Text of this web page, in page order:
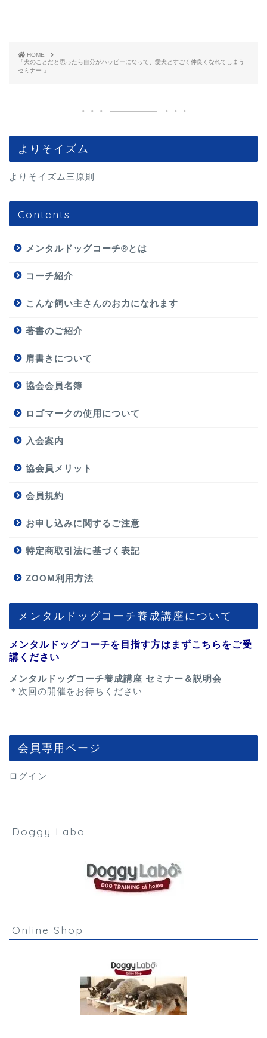
HOME
「犬のことだと思ったら自分がハッピーになって、愛犬とすごく仲良くなれてしまう
セミナー 」
よりそイズム
よりそイズム三原則
Contents
メンタルドッグコーチ®とは
コーチ紹介
こんな飼い主さんのお力になれます
著書のご紹介
肩書きについて
協会会員名簿
ロゴマークの使用について
入会案内
協会員メリット
会員規約
お申し込みに関するご注意
特定商取引法に基づく表記
ZOOM利用方法
メンタルドッグコーチ養成講座について
メンタルドッグコーチを目指す方はまずこちらをご受
講ください
メンタルドッグコーチ養成講座 セミナー＆説明会
＊次回の開催をお待ちください
会員専用ページ
ログイン
Doggy Labo
Online Shop